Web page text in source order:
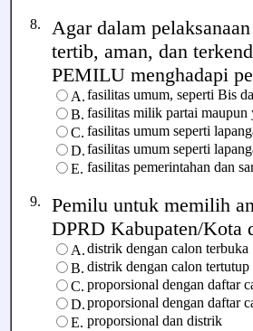
8. Agar dalam
tertib, aman, dan
PEMILU menghadapi
A.fasilitas umum, seperti Bis
B. fasilitas milik partai maupun
C. fasilitas umum seperti
D.fasilitas umum seperti
E. fasilitas pemerintahan dan
9. Pemilu untuk memilih
DPRD Kabupaten/Kota
A.distrik dengan calon terbuka
B. distrik dengan calon tertutup
C. proporsional dengan daftar
D.proporsional dengan daftar
E. proporsional dan distrik